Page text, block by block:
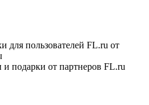
для пользователей FL.ru от
подарки от партнеров FL.ru